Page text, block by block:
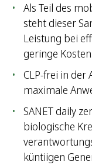
Als Teil des
steht dieser
Leistung bei
geringe Kosten.
CLP-frei in der
maximale
SANET daily
biologische
küntiigen